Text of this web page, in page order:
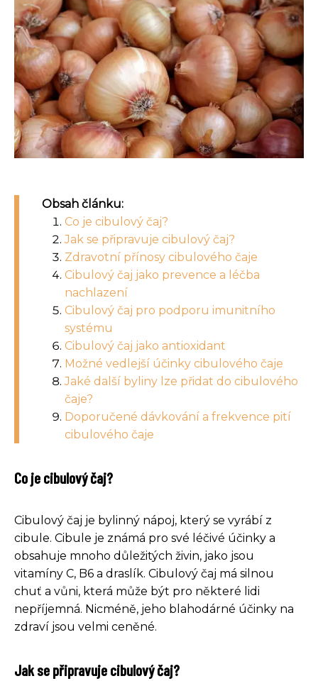
Obsah článku:
Co je cibulový čaj?
Jak se připravuje cibulový čaj?
Zdravotní přínosy cibulového čaje
Cibulový čaj jako prevence a léčba
nachlazení
Cibulový čaj pro podporu imunitního
systému
Cibulový čaj jako antioxidant
Možné vedlejší účinky cibulového čaje
Jaké další byliny lze přidat do cibulového
čaje?
Doporučené dávkování a frekvence pití
cibulového čaje
Co je cibulový čaj?
Cibulový čaj je bylinný nápoj, který se vyrábí z
cibule. Cibule je známá pro své léčivé účinky a
obsahuje mnoho důležitých živin, jako jsou
vitamíny C, B6 a draslík. Cibulový čaj má silnou
chuť a vůni, která může být pro některé lidi
nepříjemná. Nicméně, jeho blahodárné účinky na
zdraví jsou velmi ceněné.
Jak se připravuje cibulový čaj?